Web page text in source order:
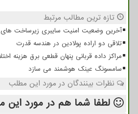
تازه ترین مطالب مرتبط
آخرین وضعیت امنیت سایبری زیرساخت های
تلاقی دو اراده پولادین در هندسه قدرت
مراکز داده قربانی پنهان قطعی برق هزینه
سامسونگ عینک هوشمند می سازد
نظرات بینندگان در مورد این مطلب
لطفا شما هم در مورد این